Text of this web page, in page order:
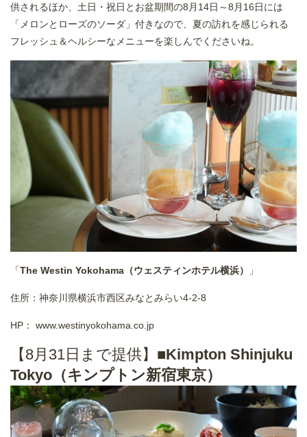
供されるほか、土日・祝日とお盆期間の8月14日～8月16日には
「メロンとローズのソーダ」付きなので、夏の訪れを感じられる
フレッシュ＆ヘルシーなメニューを楽しんでくださいね。
「The Westin Yokohama（ウェスティンホテル横浜） 」
住所：神奈川県横浜市西区みなとみらい4-2-8
HP： www.westinyokohama.co.jp
【8月31日まで提供】■Kimpton Shinjuku
Tokyo（キンプトン新宿東京）